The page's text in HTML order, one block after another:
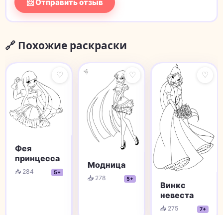
📨 Отправить отзыв
🔗 Похожие раскраски
♡
Фея
принцесса
📥 284 5+
♡
Модница
📥 278 5+
♡
Винкс
невеста
📥 275 7+